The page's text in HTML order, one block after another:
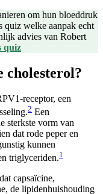
om hun bloeddruk
quiz welke aanpak echt
advies van Robert
quiz
cholesterol?
receptor, een
2 Een
sterkste vorm van
dat rode peper en
kunnen
triglyceriden.1
capsaïcine,
de lipidenhuishouding